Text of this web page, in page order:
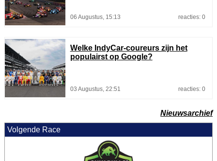
06 Augustus, 15:13 reacties: 0
Welke IndyCar-coureurs zijn het
populairst op Google?
03 Augustus, 22:51 reacties: 0
Nieuwsarchief
Volgende Race